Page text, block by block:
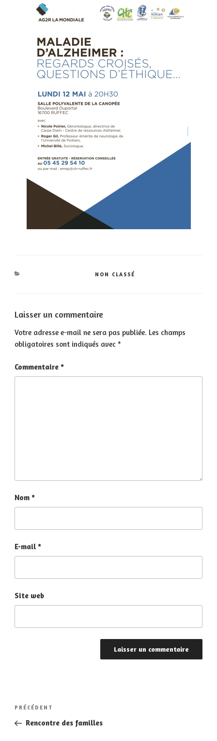
CATÉGORIES
NON CLASSÉ
Laisser un commentaire
Votre adresse e-mail ne sera pas publiée. Les champs
obligatoires sont indiqués avec *
Commentaire *
Nom *
E-mail *
Site web
Navigation
l’article
Article
précédent
PRÉCÉDENT
Rencontre des familles